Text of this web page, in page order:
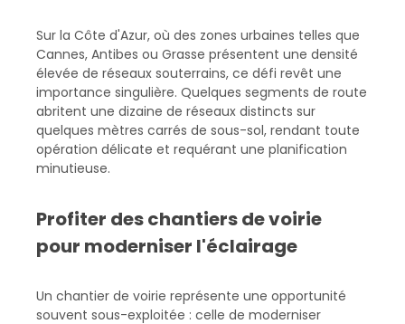
Sur la Côte d'Azur, où des zones urbaines telles que
Cannes, Antibes ou Grasse présentent une densité
élevée de réseaux souterrains, ce défi revêt une
importance singulière. Quelques segments de route
abritent une dizaine de réseaux distincts sur
quelques mètres carrés de sous-sol, rendant toute
opération délicate et requérant une planification
minutieuse.
Profiter des chantiers de voirie
pour moderniser l'éclairage
Un chantier de voirie représente une opportunité
souvent sous-exploitée : celle de moderniser